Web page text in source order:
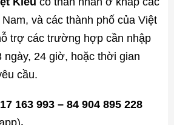
và các thành phố của Việt
trợ các trường hợp cần nhập
ngày, 24 giờ, hoặc thời gian
cầu.
163 993 – 84 904 895 228
.